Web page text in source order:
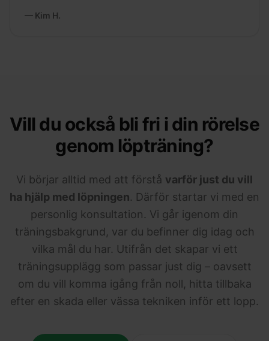
— Kim H.
Vill du också bli fri i din rörelse
genom löpträning?
Vi börjar alltid med att förstå varför just du vill
ha hjälp med löpningen. Därför startar vi med en
personlig konsultation. Vi går igenom din
träningsbakgrund, var du befinner dig idag och
vilka mål du har. Utifrån det skapar vi ett
träningsupplägg som passar just dig – oavsett
om du vill komma igång från noll, hitta tillbaka
efter en skada eller vässa tekniken inför ett lopp.